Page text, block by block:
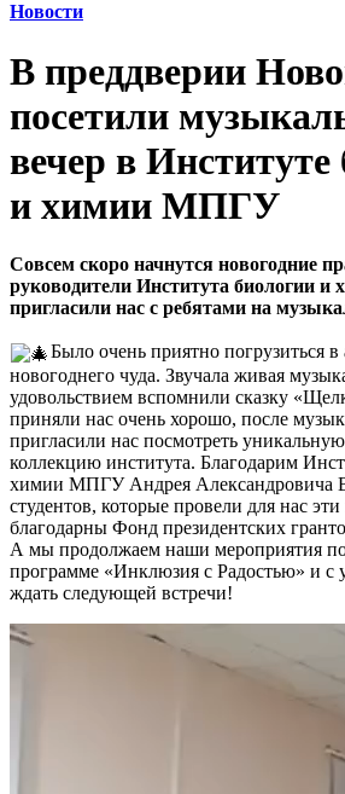
Новости
В преддверии
посетили
вечер в Институте
и химии МПГУ
Совсем скоро начнутся новогодние
руководители Института биологии
пригласили нас с ребятами на
Было очень приятно погрузиться в
новогоднего чуда. Звучала живая
удовольствием вспомнили сказку
приняли нас очень хорошо, после
пригласили нас посмотреть
коллекцию института. Благодарим
химии МПГУ Андрея Александровича
студентов, которые провели для нас
благодарны Фонд президентских
А мы продолжаем наши мероприятия
программе «Инклюзия с Радостью» и с
ждать следующей встречи!